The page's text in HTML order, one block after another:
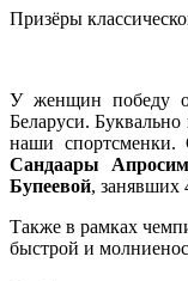
Призёры
У женщин победу
Беларуси.
наши спортсменки.
Сандаары
Бупеевой, занявших
Также в рамках
быстрой и